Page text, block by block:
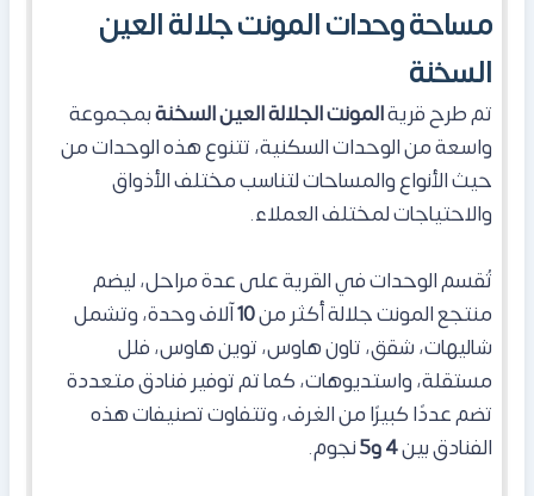
مساحة وحدات المونت جلالة العين
السخنة
تم طرح قريةالمونت الجلالة العين السخنةبمجموعة
واسعة من الوحدات السكنية، تتنوع هذه الوحدات من
حيث الأنواع والمساحات لتناسب مختلف الأذواق
والاحتياجات لمختلف العملاء.
تُقسم الوحدات في القرية على عدة مراحل، ليضم
منتجع المونت جلالة أكثر من10آلاف وحدة، وتشمل
شاليهات، شقق، تاون هاوس، توين هاوس، فلل
مستقلة، واستديوهات، كما تم توفير فنادق متعددة
تضم عددًا كبيرًا من الغرف، وتتفاوت تصنيفات هذه
الفنادق بين4 و5
نجوم.